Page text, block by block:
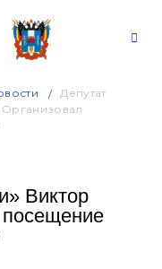
Депутат
Виктор
посещение